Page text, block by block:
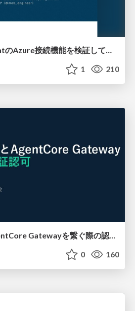
AWS DevOps AgentのAzure接続機能を検証して見えた活用法／Use Cases Verified for the AWS DevOps Agent's Azure Connectivity Feature
1 210
0 160